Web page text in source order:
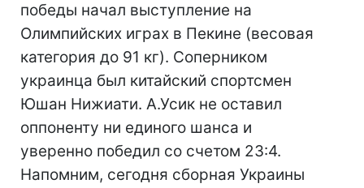
победы начал выступление на
Олимпийских играх в Пекине (весовая
категория до 91 кг). Соперником
украинца был китайский спортсмен
Юшан Нижиати. А.Усик не оставил
оппоненту ни единого шанса и
уверенно победил со счетом 23:4.
Напомним, сегодня сборная Украины